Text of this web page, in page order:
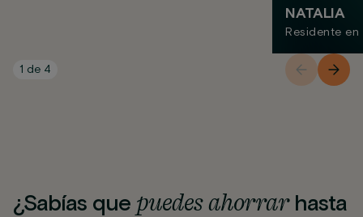
NATALIA
Residente en
1 de 4
¿Sabías que puedesahorrarhasta